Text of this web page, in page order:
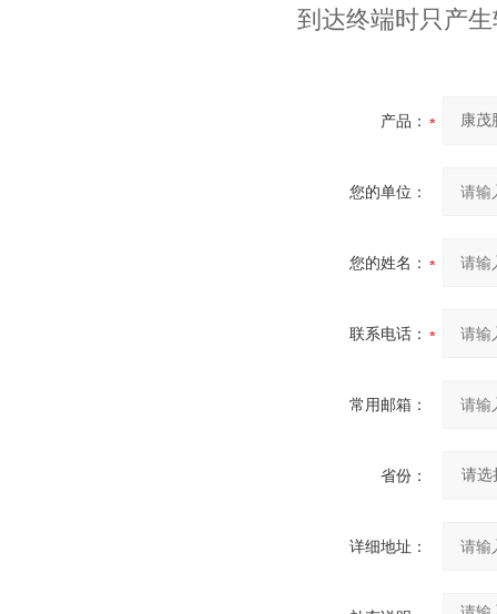
到达终端时只产
产品：
您的单位：
您的姓名：
联系电话：
常用邮箱：
省份：
详细地址：